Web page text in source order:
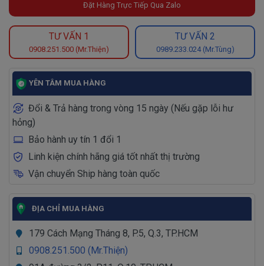
Đặt Hàng Trực Tiếp Qua Zalo
TƯ VẤN 1
0908.251.500 (Mr.Thiện)
TƯ VẤN 2
0989.233.024 (Mr.Tùng)
YÊN TÂM MUA HÀNG
Đổi & Trả hàng trong vòng 15 ngày (Nếu gặp lỗi hư
hỏng)
Bảo hành uy tín 1 đổi 1
Linh kiện chính hãng giá tốt nhất thị trường
Vận chuyển Ship hàng toàn quốc
ĐỊA CHỈ MUA HÀNG
179 Cách Mạng Tháng 8, P.5, Q.3, TP.HCM
0908.251.500 (Mr.Thiện)